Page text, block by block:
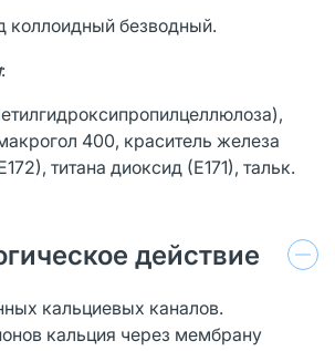
коллоидный безводный.
:
400, краситель железа
титана диоксид (Е171), тальк.
действие
кальциевых каналов.
кальция через мембрану